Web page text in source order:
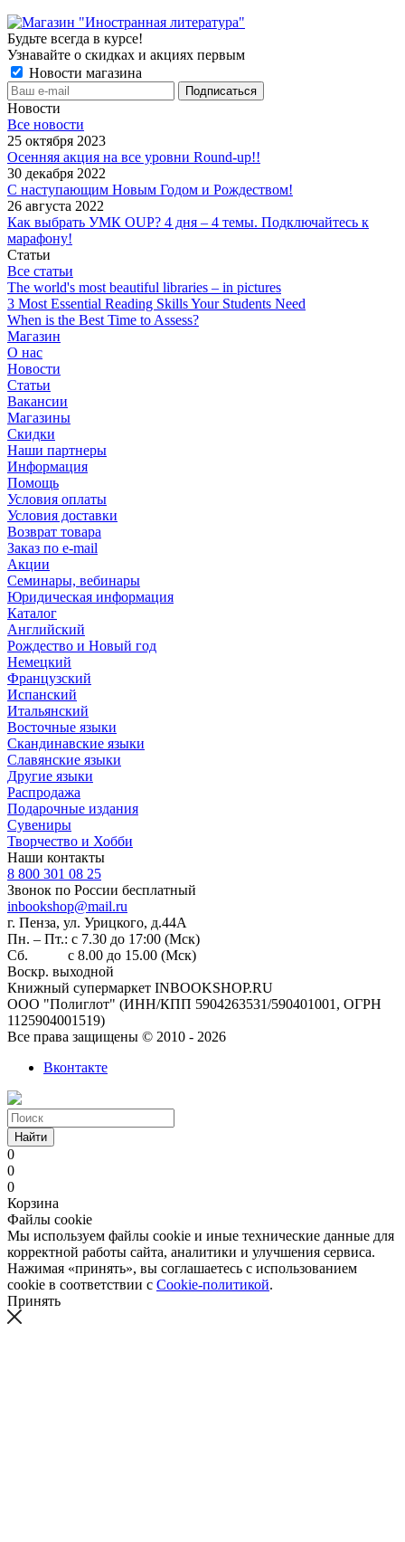
Будьте всегда в курсе!
Узнавайте о скидках и акциях первым
Новости магазина
Новости
Все новости
25 октября 2023
Осенняя акция на все уровни Round-up!!
30 декабря 2022
С наступающим Новым Годом и Рождеством!
26 августа 2022
Как выбрать УМК OUP? 4 дня – 4 темы. Подключайтесь к
марафону!
Статьи
Все статьи
The world's most beautiful libraries – in pictures
3 Most Essential Reading Skills Your Students Need
When is the Best Time to Assess?
Магазин
О нас
Новости
Статьи
Вакансии
Магазины
Скидки
Наши партнеры
Информация
Помощь
Условия оплаты
Условия доставки
Возврат товара
Заказ по e-mail
Акции
Семинары, вебинары
Юридическая информация
Каталог
Английский
Рождество и Новый год
Немецкий
Французский
Испанский
Итальянский
Восточные языки
Скандинавские языки
Славянские языки
Другие языки
Распродажа
Подарочные издания
Сувениры
Творчество и Хобби
Наши контакты
8 800 301 08 25
Звонок по России бесплатный
inbookshop@mail.ru
г. Пенза, ул. Урицкого, д.44А
Пн. – Пт.: с 7.30 до 17:00 (Мск)
Сб. с 8.00 до 15.00 (Мск)
Воскр. выходной
Книжный супермаркет INBOOKSHOP.RU
ООО "Полиглот" (ИНН/КПП 5904263531/590401001, ОГРН
1125904001519)
Все права защищены © 2010 - 2026
Вконтакте
Найти
0
0
0
Корзина
Файлы cookie
Мы используем файлы cookie и иные технические данные для
корректной работы сайта, аналитики и улучшения сервиса.
Нажимая «принять», вы соглашаетесь с использованием
cookie в соответствии с Cookie-политикой.
Принять